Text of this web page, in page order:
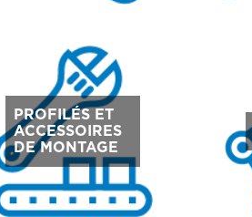
PROFILÉS ET
ACCESSOIRES
DE MONTAGE